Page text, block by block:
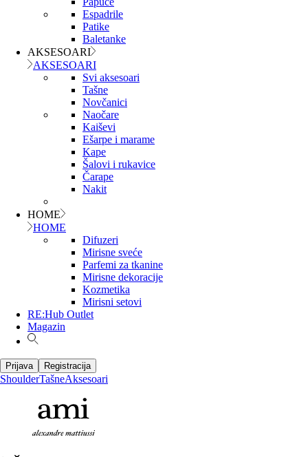
Espadrile
Patike
Baletanke
AKSESOARI
AKSESOARI
Svi aksesoari
Tašne
Novčanici
Naočare
Kaiševi
Ešarpe i marame
Kape
Šalovi i rukavice
Čarape
Nakit
HOME
HOME
Difuzeri
Mirisne sveće
Parfemi za tkanine
Mirisne dekoracije
Kozmetika
Mirisni setovi
RE:Hub Outlet
Magazin
Prijava Registracija
ShoulderTašneAksesoari